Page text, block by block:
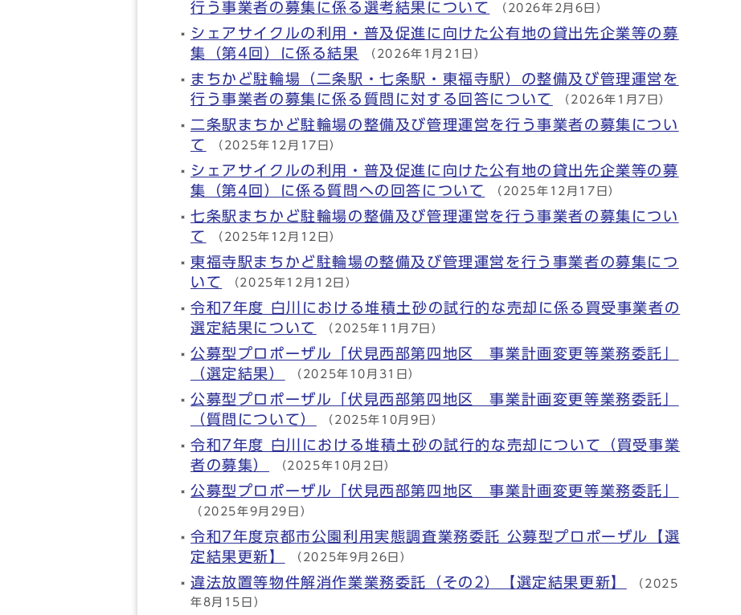
行う事業者の募集に係る選考結果について （2026年2月6日）
シェアサイクルの利用・普及促進に向けた公有地の貸出先企業等の募
集（第4回）に係る結果 （2026年1月21日）
まちかど駐輪場（二条駅・七条駅・東福寺駅）の整備及び管理運営を
行う事業者の募集に係る質問に対する回答について （2026年1月7日）
二条駅まちかど駐輪場の整備及び管理運営を行う事業者の募集につい
て （2025年12月17日）
シェアサイクルの利用・普及促進に向けた公有地の貸出先企業等の募
集（第4回）に係る質問への回答について （2025年12月17日）
七条駅まちかど駐輪場の整備及び管理運営を行う事業者の募集につい
て （2025年12月12日）
東福寺駅まちかど駐輪場の整備及び管理運営を行う事業者の募集につ
いて （2025年12月12日）
令和7年度 白川における堆積土砂の試行的な売却に係る買受事業者の
選定結果について （2025年11月7日）
公募型プロポーザル「伏見西部第四地区 事業計画変更等業務委託」
（選定結果） （2025年10月31日）
公募型プロポーザル「伏見西部第四地区 事業計画変更等業務委託」
（質問について） （2025年10月9日）
令和7年度 白川における堆積土砂の試行的な売却について（買受事業
者の募集） （2025年10月2日）
公募型プロポーザル「伏見西部第四地区 事業計画変更等業務委託」
（2025年9月29日）
令和7年度京都市公園利用実態調査業務委託 公募型プロポーザル【選
定結果更新】 （2025年9月26日）
違法放置等物件解消作業業務委託（その2）【選定結果更新】 （2025
年8月15日）